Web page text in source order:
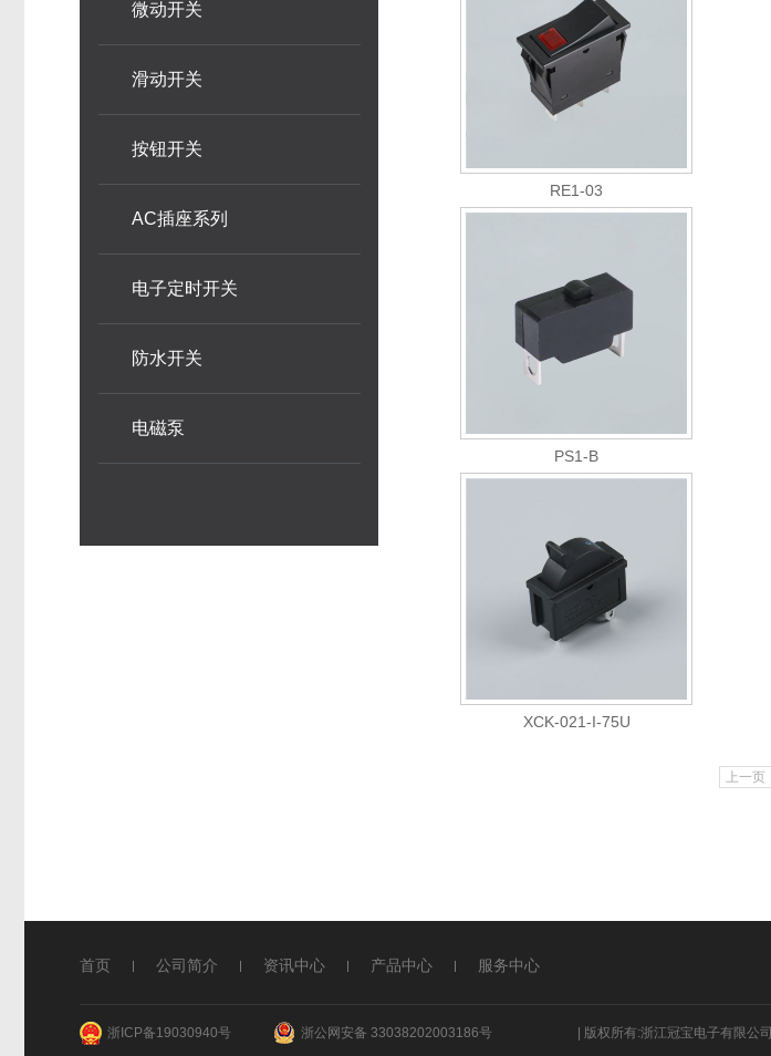
RE1-03
PS1-B
XCK-021-I-75U
上一页
微动开关
滑动开关
按钮开关
AC插座系列
电子定时开关
防水开关
电磁泵
首页 公司简介 资讯中心 产品中心 服务中心
浙ICP备19030940号 浙公网安备 33038202003186号 版权所有:浙江冠宝电子有限公司|